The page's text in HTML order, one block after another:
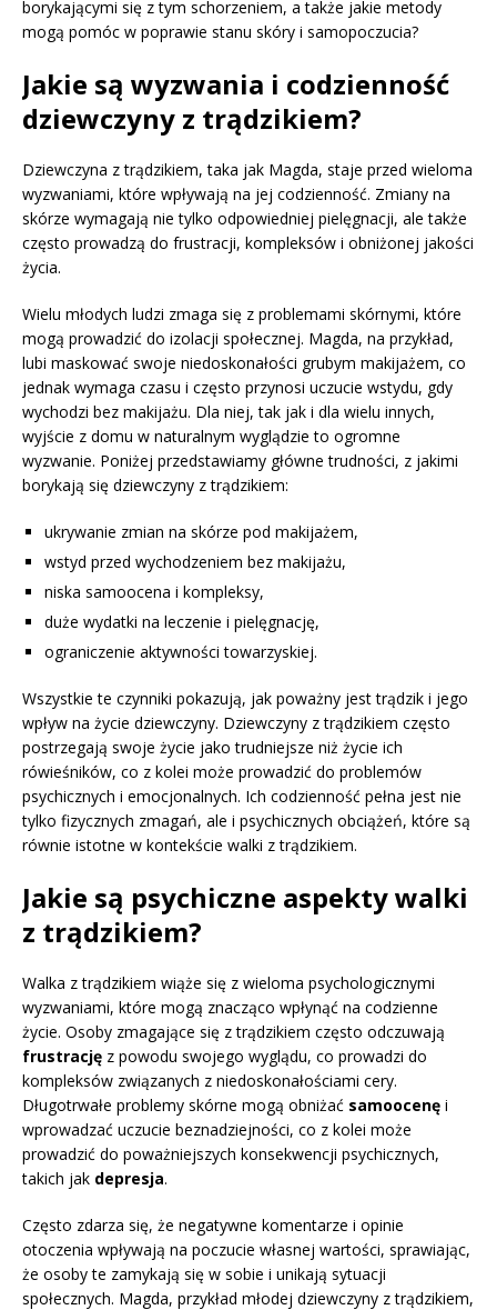
borykającymi się z tym schorzeniem, a także jakie metody
mogą pomóc w poprawie stanu skóry i samopoczucia?
Jakie są wyzwania i codzienność
dziewczyny z trądzikiem?
Dziewczyna z trądzikiem, taka jak Magda, staje przed wieloma
wyzwaniami, które wpływają na jej codzienność. Zmiany na
skórze wymagają nie tylko odpowiedniej pielęgnacji, ale także
często prowadzą do frustracji, kompleksów i obniżonej jakości
życia.
Wielu młodych ludzi zmaga się z problemami skórnymi, które
mogą prowadzić do izolacji społecznej. Magda, na przykład,
lubi maskować swoje niedoskonałości grubym makijażem, co
jednak wymaga czasu i często przynosi uczucie wstydu, gdy
wychodzi bez makijażu. Dla niej, tak jak i dla wielu innych,
wyjście z domu w naturalnym wyglądzie to ogromne
wyzwanie. Poniżej przedstawiamy główne trudności, z jakimi
borykają się dziewczyny z trądzikiem:
ukrywanie zmian na skórze pod makijażem,
wstyd przed wychodzeniem bez makijażu,
niska samoocena i kompleksy,
duże wydatki na leczenie i pielęgnację,
ograniczenie aktywności towarzyskiej.
Wszystkie te czynniki pokazują, jak poważny jest trądzik i jego
wpływ na życie dziewczyny. Dziewczyny z trądzikiem często
postrzegają swoje życie jako trudniejsze niż życie ich
rówieśników, co z kolei może prowadzić do problemów
psychicznych i emocjonalnych. Ich codzienność pełna jest nie
tylko fizycznych zmagań, ale i psychicznych obciążeń, które są
równie istotne w kontekście walki z trądzikiem.
Jakie są psychiczne aspekty walki
z trądzikiem?
Walka z trądzikiem wiąże się z wieloma psychologicznymi
wyzwaniami, które mogą znacząco wpłynąć na codzienne
życie. Osoby zmagające się z trądzikiem często odczuwają
frustrację z powodu swojego wyglądu, co prowadzi do
kompleksów związanych z niedoskonałościami cery.
Długotrwałe problemy skórne mogą obniżać samoocenę i
wprowadzać uczucie beznadziejności, co z kolei może
prowadzić do poważniejszych konsekwencji psychicznych,
takich jak depresja.
Często zdarza się, że negatywne komentarze i opinie
otoczenia wpływają na poczucie własnej wartości, sprawiając,
że osoby te zamykają się w sobie i unikają sytuacji
społecznych. Magda, przykład młodej dziewczyny z trądzikiem,